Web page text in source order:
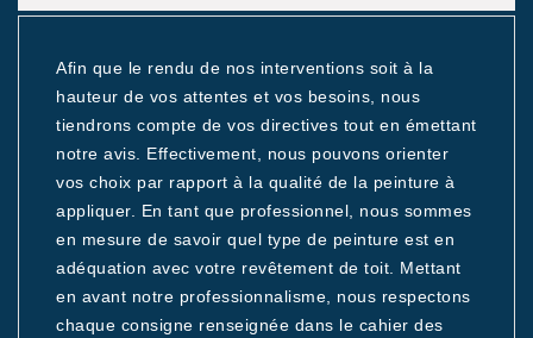
Afin que le rendu de nos interventions soit à la
hauteur de vos attentes et vos besoins, nous
tiendrons compte de vos directives tout en émettant
notre avis. Effectivement, nous pouvons orienter
vos choix par rapport à la qualité de la peinture à
appliquer. En tant que professionnel, nous sommes
en mesure de savoir quel type de peinture est en
adéquation avec votre revêtement de toit. Mettant
en avant notre professionnalisme, nous respectons
chaque consigne renseignée dans le cahier des